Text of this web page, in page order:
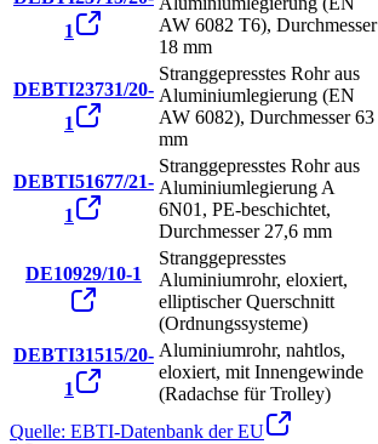
1
AW 6082 T6), Durchmesser
18 mm
DEBTI23731/20-
1
Stranggepresstes Rohr aus
Aluminiumlegierung (EN
AW 6082), Durchmesser 63
mm
DEBTI51677/21-
1
Stranggepresstes Rohr aus
Aluminiumlegierung A
6N01, PE-beschichtet,
Durchmesser 27,6 mm
DE10929/10-1
Stranggepresstes
Aluminiumrohr, eloxiert,
elliptischer Querschnitt
(Ordnungssysteme)
DEBTI31515/20-
1
Aluminiumrohr, nahtlos,
eloxiert, mit Innengewinde
(Radachse für Trolley)
Quelle: EBTI-Datenbank der EU